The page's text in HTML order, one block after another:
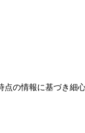
の情報に基づき細